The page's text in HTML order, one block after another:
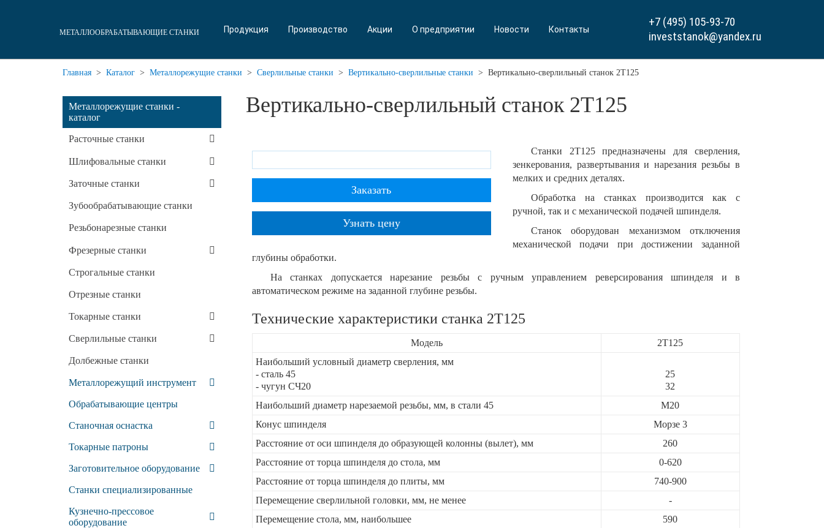
МЕТАЛЛООБРАБАТЫВАЮЩИЕ СТАНКИ Продукция Производство Акции О предприятии Новости Контакты
+7 (495) 105-93-70
investstanok@yandex.ru
Главная > Каталог > Металлорежущие станки > Сверлильные станки > Вертикально-сверлильные станки > Вертикально-сверлильный станок 2Т125
Вертикально-сверлильный станок 2Т125
Заказать
Узнать цену
Станки 2Т125предназначены для сверления,
зенкерования, развертывания и нарезания резьбы в
мелких и средних деталях.
Обработка на станках производится как с
ручной, так и с механической подачей шпинделя.
Станок оборудован механизмом отключения
механической подачи при достижении заданной
глубины обработки.
На станках допускается нарезание резьбы с ручным управлением реверсирования шпинделя и в
автоматическом режиме на заданной глубине резьбы.
Технические характеристики станка 2Т125
Модель
2Т125
Наибольший условный диаметр сверления, мм
- сталь 45
- чугун СЧ20
25
32
Наибольший диаметр нарезаемой резьбы, мм, в стали 45
М20
Конус шпинделя
Морзе 3
Расстояние от оси шпинделя до образующей колонны (вылет), мм
260
Расстояние от торца шпинделя до стола, мм
0-620
Расстояние от торца шпинделя до плиты, мм
740-900
Перемещение сверлильной головки, мм, не менее
-
Перемещение стола, мм, наибольшее
590
Металлорежущие станки -
каталог
Расточные станки
Шлифовальные станки
Заточные станки
Зубообрабатывающие станки
Резьбонарезные станки
Фрезерные станки
Строгальные станки
Отрезные станки
Токарные станки
Сверлильные станки
Долбежные станки
Металлорежущий инструмент
Обрабатывающие центры
Станочная оснастка
Токарные патроны
Заготовительное оборудование
Станки специализированные
Кузнечно-прессовое
оборудование